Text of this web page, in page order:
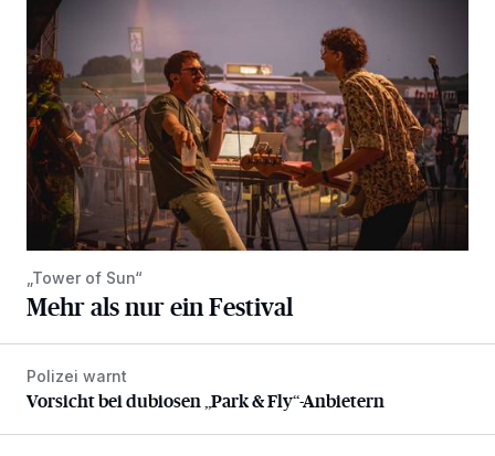
„Tower of Sun“
Mehr als nur ein Festival
Vorsicht bei dubiosen „Park & Fly“-Anbietern
Polizei warnt
Vorsicht bei dubiosen „Park & Fly“-Anbietern